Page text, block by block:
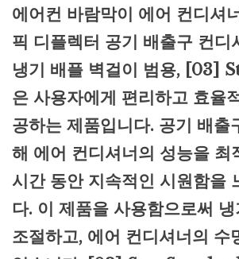
에어컨 바람막이 에어 컨디셔
픽 디플렉터 공기 배출구 컨디
냉기 배플 벽걸이 범용, [03]
은 사용자에게 편리하고 효율
공하는 제품입니다. 공기 배출
해 에어 컨디셔너의 성능을 최
시간 동안 지속적인 시원함을
다. 이 제품을 사용함으로써
조절하고, 에어 컨디셔너의 수